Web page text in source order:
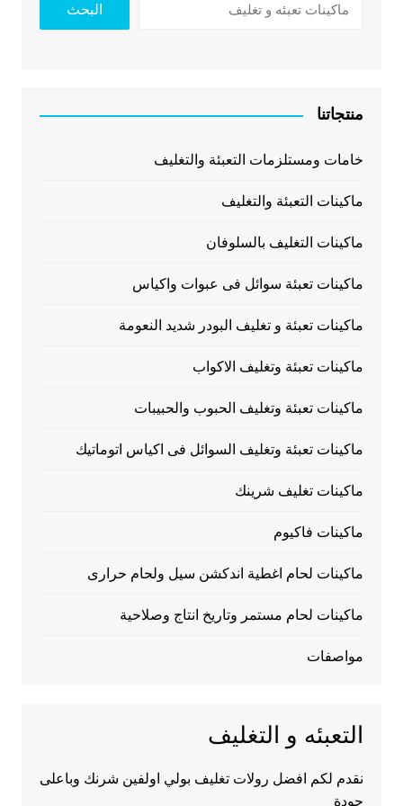
البحث
منتجاتنا
خامات ومستلزمات التعبئة والتغليف
ماكينات التعبئة والتغليف
ماكينات التغليف بالسلوفان
ماكينات تعبئة سوائل فى عبوات واكياس
ماكينات تعبئة و تغليف البودر شديد النعومة
ماكينات تعبئة وتغليف الاكواب
ماكينات تعبئة وتغليف الحبوب والحبيبات
ماكينات تعبئة وتغليف السوائل فى اكياس اتوماتيك
ماكينات تغليف شرينك
ماكينات فاكيوم
ماكينات لحام اغطية اندكشن سيل ولحام حرارى
ماكينات لحام مستمر وتاريخ انتاج وصلاحية
مواصفات
التعبئه و التغليف
نقدم لكم افضل رولات تغليف بولي اولفين شرنك وباعلى
جودة